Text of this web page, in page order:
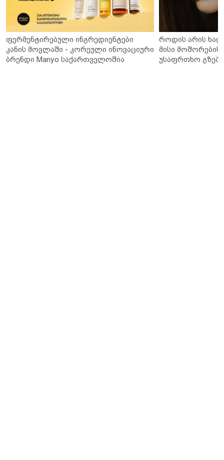
ფერმენტირებული ინგრედიენტები
კანის მოვლაში - კორეული ინოვაციური
ბრენდი Manyo საქართველოშია
როდის არის
მისი მოშორების
უსაფრთხო გზები